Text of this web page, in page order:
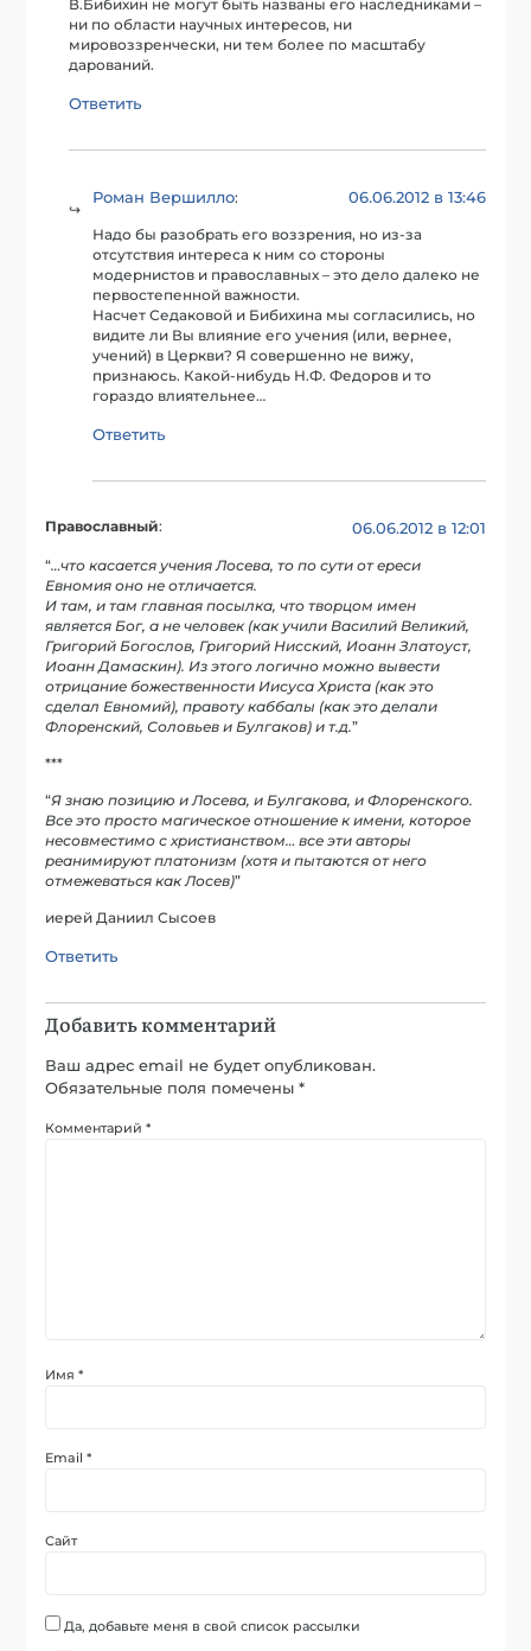
В.Бибихин не могут быть названы его наследниками –
ни по области научных интересов, ни
мировоззренчески, ни тем более по масштабу
дарований.
Ответить
Роман Вершилло: 06.06.2012 в 13:46
Надо бы разобрать его воззрения, но из-за
отсутствия интереса к ним со стороны
модернистов и православных – это дело далеко не
первостепенной важности.
Насчет Седаковой и Бибихина мы согласились, но
видите ли Вы влияние его учения (или, вернее,
учений) в Церкви? Я совершенно не вижу,
признаюсь. Какой-нибудь Н.Ф. Федоров и то
гораздо влиятельнее…
Ответить
Православный: 06.06.2012 в 12:01
“…что касается учения Лосева, то по сути от ереси
Евномия оно не отличается.
И там, и там главная посылка, что творцом имен
является Бог, а не человек (как учили Василий Великий,
Григорий Богослов, Григорий Нисский, Иоанн Златоуст,
Иоанн Дамаскин). Из этого логично можно вывести
отрицание божественности Иисуса Христа (как это
сделал Евномий), правоту каббалы (как это делали
Флоренский, Соловьев и Булгаков) и т.д.”
***
“Я знаю позицию и Лосева, и Булгакова, и Флоренского.
Все это просто магическое отношение к имени, которое
несовместимо с христианством… все эти авторы
реанимируют платонизм (хотя и пытаются от него
отмежеваться как Лосев)”
иерей Даниил Сысоев
Ответить
Добавить комментарий
Ваш адрес email не будет опубликован.
Обязательные поля помечены*
Комментарий*
Имя*
Email*
Сайт
Да, добавьте меня в свой список рассылки